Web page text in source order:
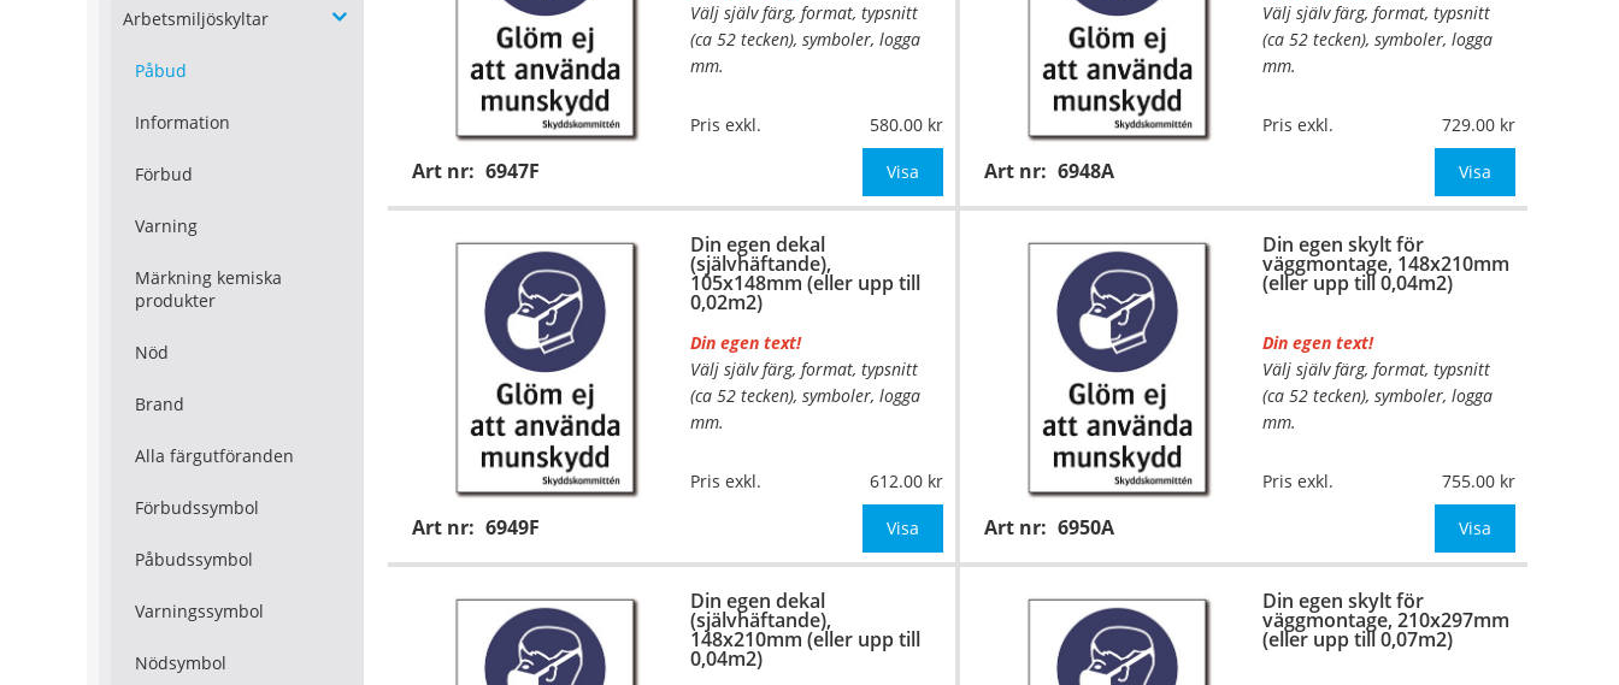
Arbetsmiljöskyltar
Påbud
Information
Förbud
Varning
Märkning kemiska
produkter
Nöd
Brand
Alla färgutföranden
Förbudssymbol
Påbudssymbol
Varningssymbol
Nödsymbol
Art nr: 6947F
Välj själv färg, format, typsnitt
(ca 52 tecken), symboler, logga
mm.
Material:
Självhäftande folie
74x105mm (eller annat
OBS! S
Pris exkl. 580.00
Visa Art nr: 6948A
Välj själv färg, format, typsnitt
(ca 52 tecken), symboler, logga
mm.
Material:
Plan aluminium,
0,7mm (väggmontage)
105x148mm (eller annat
Be om offert vid antal
Pris exkl. 729.00
Visa
Din egen dekal
(självhäftande),
105x148mm (eller upp till
0,02m2)
Art nr: 6949F
Din egen text!
Välj själv färg, format, typsnitt
(ca 52 tecken), symboler, logga
mm.
Material:
Självhäftande folie
105x148mm (eller annat
OBS!
Pris exkl. 612.00
Visa
Din egen skylt för
väggmontage, 148x210mm
(eller upp till 0,04m2)
Art nr: 6950A
Din egen text!
Välj själv färg, format, typsnitt
(ca 52 tecken), symboler, logga
mm.
Material:
Plan aluminium,
0,7mm (väggmontage)
148x210mm (eller annat
Be om offert vid antal
Pris exkl. 755.00
Visa
Din egen dekal
(självhäftande),
148x210mm (eller upp till
0,04m2)
Din egen skylt för
väggmontage, 210x297mm
(eller upp till 0,07m2)